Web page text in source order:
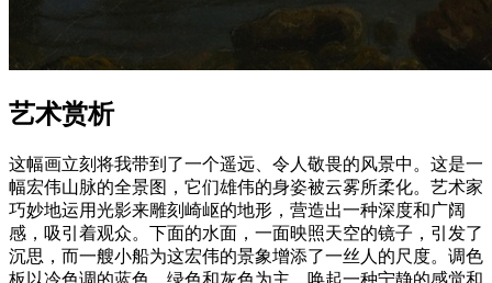
艺术赏析
这幅画立刻将我带到了一个遥远、令人敬畏的风景中。这是一
幅宏伟山脉的全景图，它们雄伟的身姿被云雾所柔化。艺术家
巧妙地运用光影来雕刻崎岖的地形，营造出一种深度和广阔
感，吸引着观众。下面的水面，一面映照天空的镜子，引发了
沉思，而一艘小船为这宏伟的景象增添了一丝人的尺度。调色
板以冷色调的蓝色、绿色和灰色为主，唤起一种宁静的感觉和